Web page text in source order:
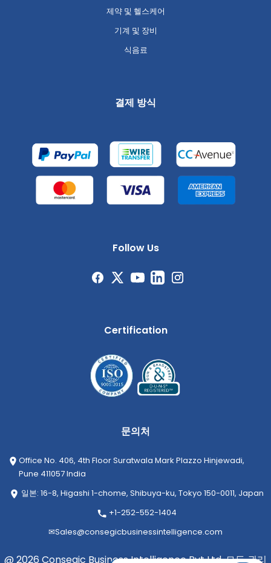
제약 및 헬스케어
기계 및 장비
식음료
결제 방식
Follow Us
Certification
문의처
Office No. 406, 4th Floor Suratwala Mark Plazzo Hinjewadi,
Pune 411057 India
일본: 16-8, Higashi 1-chome, Shibuya-ku, Tokyo 150-0011, Japan
+1-252-552-1404
✉Sales@consegicbusinessintelligence.com
@ 2026 Consegic Business Intelligence Pvt Ltd. 모든 권리